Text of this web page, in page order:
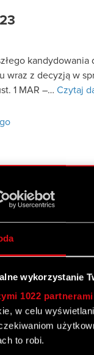
wykorzystanie
1022 partnerami
w celu
to robi.
wraz z decyzją w
1 MAR –… Czytaj
sprzedażowych
Liberty)
S.A. z…Czytaj dalej